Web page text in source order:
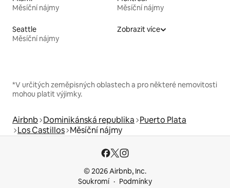
Měsíční nájmy
Měsíční nájmy
Seattle
Měsíční nájmy
Zobrazit více
*V určitých zeměpisných oblastech a pro některé nemovitosti
mohou platit výjimky.
Airbnb Dominikánská republika Puerto Plata
Los Castillos Měsíční nájmy
© 2026 Airbnb, Inc.
Soukromí
Podmínky